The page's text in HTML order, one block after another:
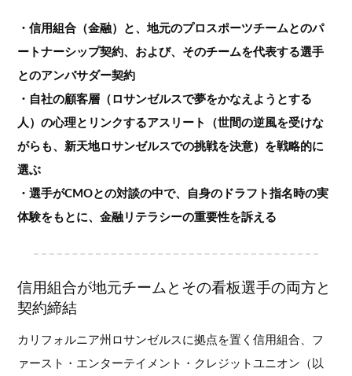
・信用組合（金融）と、地元のプロスポーツチームとのパ
ートナーシップ契約、および、そのチームを代表する選手
とのアンバサダー契約
・自社の顧客層（ロサンゼルスで夢をかなえようとする
人）の心理とリンクするアスリート（世間の逆風を受けな
がらも、新天地ロサンゼルスでの挑戦を決意）を戦略的に
選ぶ
・選手がCMOとの対談の中で、自身のドラフト指名時の実
体験をもとに、金融リテラシーの重要性を訴える
信用組合が地元チームとその看板選手の両方と
契約締結
カリフォルニア州ロサンゼルスに拠点を置く信用組合、フ
ァースト・エンターテイメント・クレジットユニオン（以